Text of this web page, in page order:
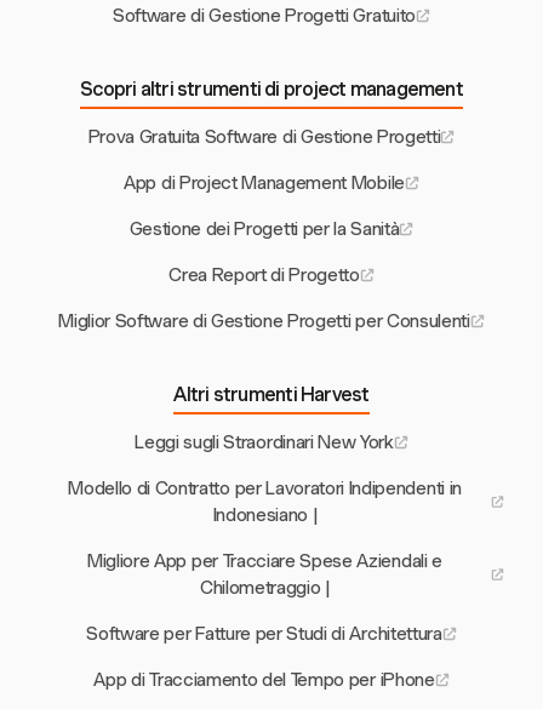
Software di Gestione Progetti Gratuito
Scopri altri strumenti di project management
Prova Gratuita Software di Gestione Progetti
App di Project Management Mobile
Gestione dei Progetti per la Sanità
Crea Report di Progetto
Miglior Software di Gestione Progetti per Consulenti
Altri strumenti Harvest
Leggi sugli Straordinari New York
Modello di Contratto per Lavoratori Indipendenti in
Indonesiano |
Migliore App per Tracciare Spese Aziendali e
Chilometraggio |
Software per Fatture per Studi di Architettura
App di Tracciamento del Tempo per iPhone